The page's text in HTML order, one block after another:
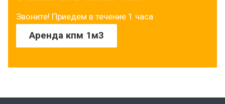
Звоните! Приедем в течение 1 часа
Аренда кпм 1м3